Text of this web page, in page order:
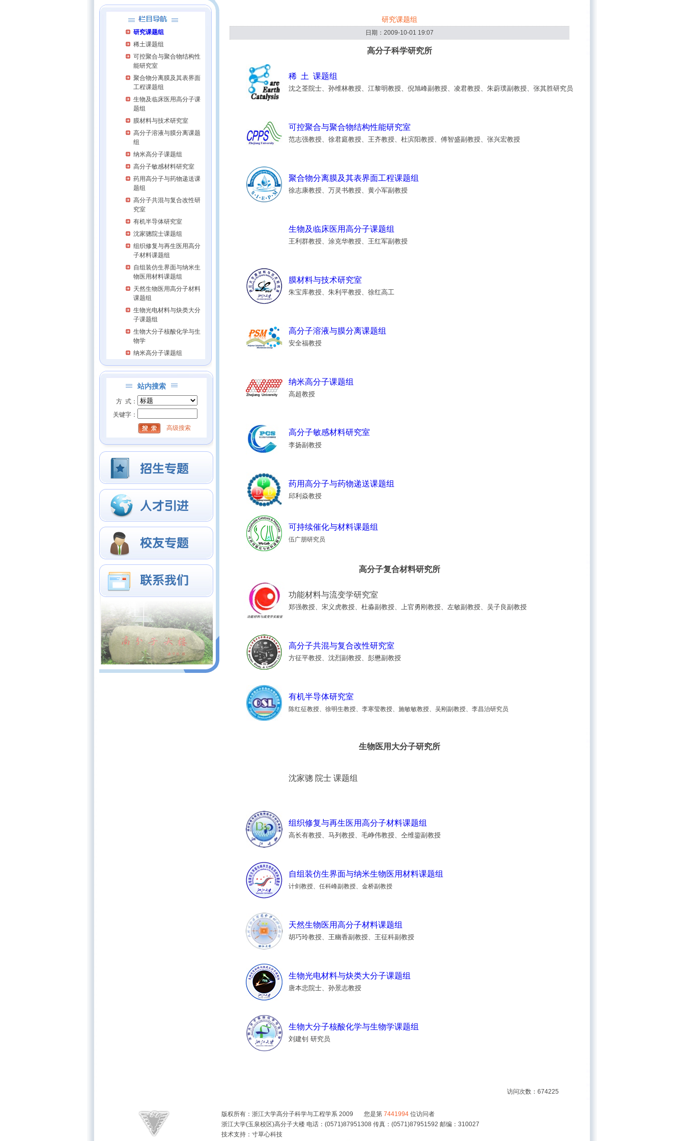
研究课题组
稀土课题组
可控聚合与聚合物结构性
能研究室
聚合物分离膜及其表界面
工程课题组
生物及临床医用高分子课
题组
膜材料与技术研究室
高分子溶液与膜分离课题
组
纳米高分子课题组
高分子敏感材料研究室
药用高分子与药物递送课
题组
高分子共混与复合改性研
究室
有机半导体研究室
沈家骢院士课题组
组织修复与再生医用高分
子材料课题组
自组装仿生界面与纳米生
物医用材料课题组
天然生物医用高分子材料
课题组
生物光电材料与炔类大分
子课题组
生物大分子核酸化学与生
物学
纳米高分子课题组
站内搜索
方 式：
关键字：
高级搜索
研究课题组
日期：2009-10-01 19:07
高分子科学研究所
稀 土 课题组
沈之荃院士、孙维林教授、江黎明教授、倪旭峰副教授、凌君教授、朱蔚璞副教授、张其胜研究员
可控聚合与聚合物结构性能研究室
范志强教授、徐君庭教授、王齐教授、杜滨阳教授、傅智盛副教授、张兴宏教授
聚合物分离膜及其表界面工程课题组
徐志康教授、万灵书教授、黄小军副教授
生物及临床医用高分子课题组
王利群教授、涂克华教授、王红军副教授
膜材料与技术研究室
朱宝库教授、朱利平教授、徐红高工
高分子溶液与膜分离课题组
安全福教授
纳米高分子课题组
高超教授
高分子敏感材料研究室
李扬副教授
药用高分子与药物递送课题组
邱利焱教授
可持续催化与材料课题组
伍广朋研究员
高分子复合材料研究所
功能材料与流变学研究室
郑强教授、宋义虎教授、杜淼副教授、上官勇刚教授、左敏副教授、吴子良副教授
高分子共混与复合改性研究室
方征平教授、沈烈副教授、彭懋副教授
有机半导体研究室
陈红征教授、徐明生教授、李寒莹教授、施敏敏教授、吴刚副教授、李昌治研究员
生物医用大分子研究所
沈家骢 院士 课题组
组织修复与再生医用高分子材料课题组
高长有教授、马列教授、 毛峥伟教授、 仝维鋆副教授
自组装仿生界面与纳米生物医用材料课题组
计剑教授、任科峰副教授、金桥副教授
天然生物医用高分子材料课题组
胡巧玲教授、王幽香副教授、王征科副教授
生物光电材料与炔类大分子课题组
唐本忠院士、孙景志教授
生物大分子核酸化学与生物学课题组
刘建钊 研究员
访问次数：674225
版权所有：浙江大学高分子科学与工程学系 2009 您是第 7441994 位访问者
浙江大学(玉泉校区)高分子大楼 电话：(0571)87951308 传真：(0571)87951592 邮编：310027
技术支持： 寸草心科技